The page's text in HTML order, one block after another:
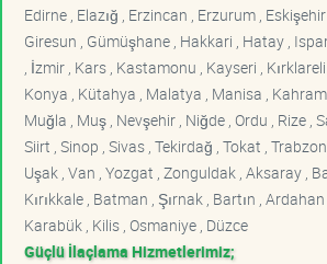
Edirne , Elazığ , Erzincan , Erzurum , Eskişehir
Giresun , Gümüşhane , Hakkari , Hatay ,
, İzmir , Kars , Kastamonu , Kayseri , Kırklareli
Konya , Kütahya , Malatya , Manisa ,
Muğla , Muş , Nevşehir , Niğde , Ordu , Rize ,
Siirt , Sinop , Sivas , Tekirdağ , Tokat , Trabzon
Uşak , Van , Yozgat , Zonguldak , Aksaray ,
Kırıkkale , Batman , Şırnak , Bartın , Ardahan
Karabük , Kilis , Osmaniye , Düzce
Güçlü İlaçlama Hizmetlerimiz;